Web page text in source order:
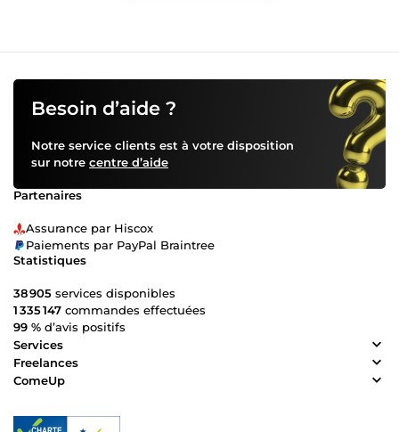
Besoin d’aide ?
Notre service clients est à votre disposition
sur notre centre d’aide
Partenaires
Assurance par Hiscox
Paiements par PayPal Braintree
Statistiques
38 905 services disponibles
1 335 147 commandes effectuées
99 % d’avis positifs
Services
Freelances
ComeUp